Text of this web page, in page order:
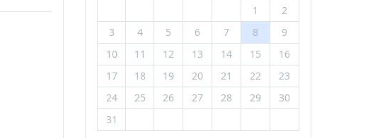
1
2
3
4 5 6 7 8
9
10
11 12 13 14 15
16
17
18 19 20 21 22
23
24
25 26 27 28 29
30
31